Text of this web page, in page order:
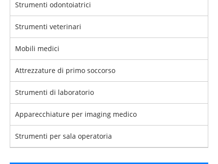
Strumenti odontoiatrici
Strumenti veterinari
Mobili medici
Attrezzature di primo soccorso
Strumenti di laboratorio
Apparecchiature per imaging medico
Strumenti per sala operatoria